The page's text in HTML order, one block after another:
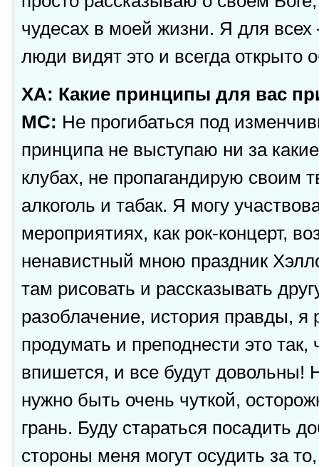
чудесах в моей жизни. Я для
люди видят это и всегда
ХА: Какие принципы для вас
МС: Не прогибаться под
принципа не выступаю ни за
клубах, не пропагандирую своим
алкоголь и табак. Я могу
мероприятиях, как рок-концерт,
ненавистный мною праздник
там рисовать и рассказывать
разоблачение, история правды, я
продумать и преподнести это так,
впишется, и все будут довольны!
нужно быть очень чуткой,
грань. Буду стараться посадить
стороны меня могут осудить за